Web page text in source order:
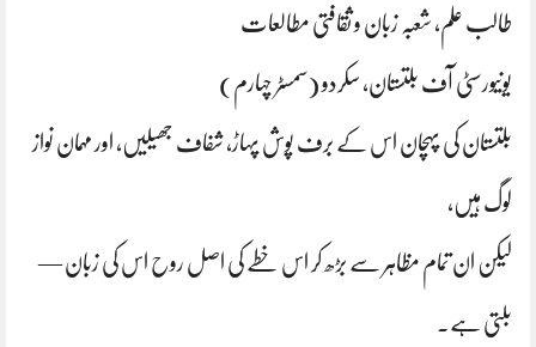
طالب علم، شعبہ زبان و ثقافتی مطالعات
یونیورسٹی آف بلتستان، سکردو (سمسٹر چہارم)
بلتستان کی پہچان اس کے برف پوش پہاڑ، شفاف جھیلیں، اور مہمان نواز
لوگ ہیں،
لیکن ان تمام مظاہر سے بڑھ کر اس خطے کی اصل روح اس کی زبان —
بلتی ہے۔